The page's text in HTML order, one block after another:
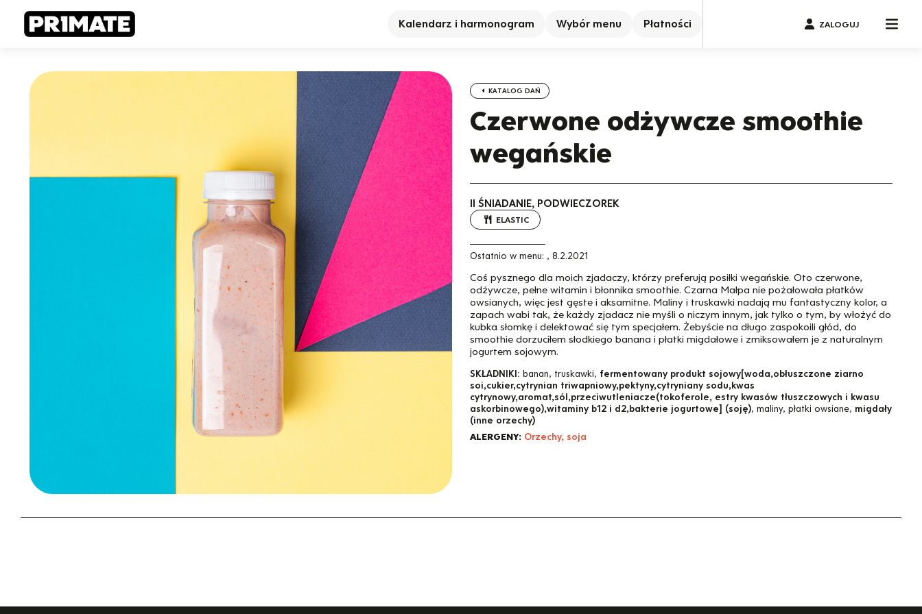
Kalendarz i harmonogram Wybór menu Płatności ZALOGUJ
KATALOG DAŃ
Czerwone odżywcze smoothie
wegańskie
II ŚNIADANIE, PODWIECZOREK
ELASTIC
Ostatnio w menu: , 8.2.2021
Coś pysznego dla moich zjadaczy, którzy preferują posiłki wegańskie. Oto czerwone,
odżywcze, pełne witamin i błonnika smoothie. Czarna Małpa nie pożałowała płatków
owsianych, więc jest gęste i aksamitne. Maliny i truskawki nadają mu fantastyczny kolor, a
zapach wabi tak, że każdy zjadacz nie myśli o niczym innym, jak tylko o tym, by włożyć do
kubka słomkę i delektować się tym specjałem. Żebyście na długo zaspokoili głód, do
smoothie dorzuciłem słodkiego banana i płatki migdałowe i zmiksowałem je z naturalnym
jogurtem sojowym.
SKŁADNIKI: banan, truskawki, fermentowany produkt sojowy[woda,obłuszczone ziarno
soi,cukier,cytrynian triwapniowy,pektyny,cytryniany sodu,kwas
cytrynowy,aromat,sól,przeciwutleniacze(tokoferole, estry kwasów tłuszczowych i kwasu
askorbinowego),witaminy b12 i d2,bakterie jogurtowe] (soję), maliny, płatki owsiane, migdały
(inne orzechy)
ALERGENY: Orzechy, soja